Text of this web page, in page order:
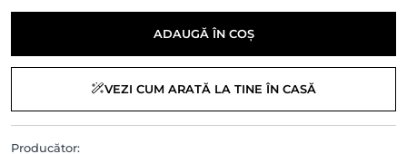
ADAUGĂ ÎN COȘ
VEZI CUM ARATĂ LA TINE ÎN CASĂ
Producător: